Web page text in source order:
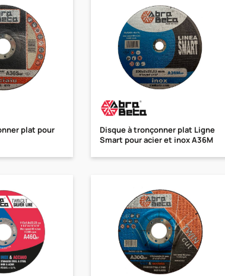
plat pour
Disque à tronçonner plat Ligne
Smart pour acier et inox A36M